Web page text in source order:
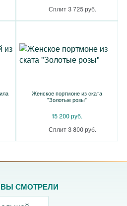
Сплит 3 725 руб.
Женское портмоне из ската
"Золотые розы"
15 200 руб.
Сплит 3 800 руб.
ВЫ СМОТРЕЛИ